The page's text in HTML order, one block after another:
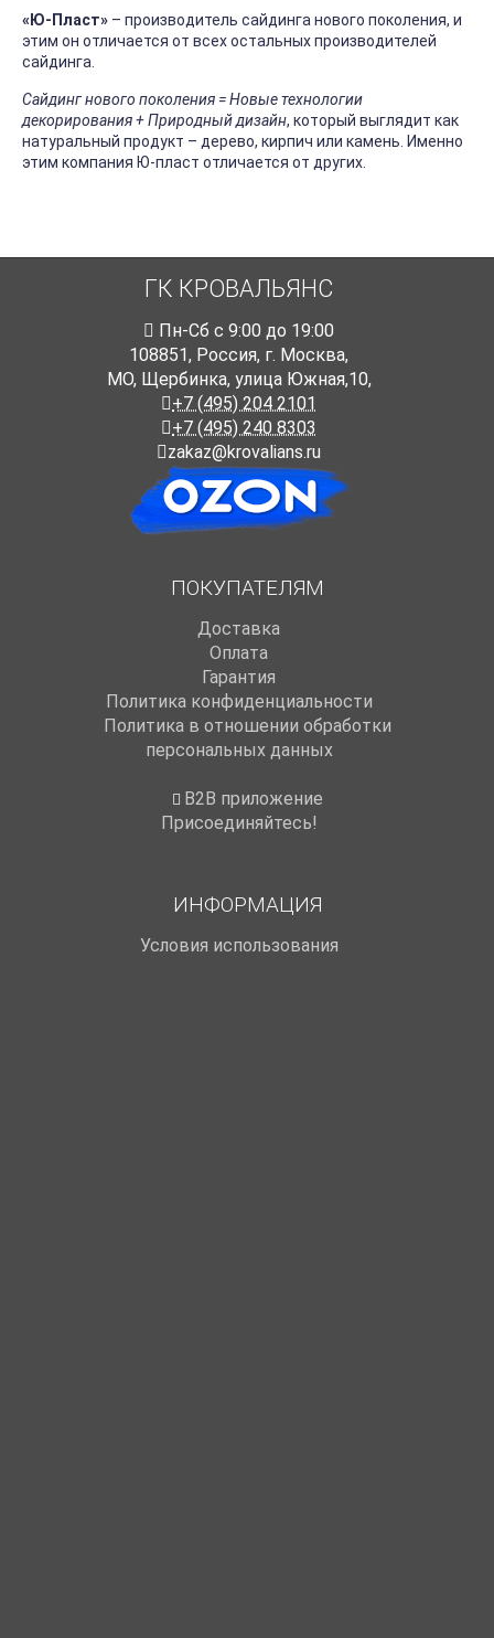
«Ю-Пласт» – производитель сайдинга нового поколения, и
этим он отличается от всех остальных производителей
сайдинга.
Сайдинг нового поколения = Новые технологии
декорирования + Природный дизайн, который выглядит как
натуральный продукт – дерево, кирпич или камень. Именно
этим компания Ю-пласт отличается от других.
ГК КРОВАЛЬЯНС
Пн-Cб с 9:00 до 19:00
108851, Россия, г. Москва,
МО, Щербинка, улица Южная,10,
+7 (495) 204 2101
+7 (495) 240 8303
zakaz@krovalians.ru
ПОКУПАТЕЛЯМ
Доставка
Оплата
Гарантия
Политика конфиденциальности
Политика в отношении обработки
персональных данных
B2B приложение
Присоединяйтесь!
ИНФОРМАЦИЯ
Условия использования